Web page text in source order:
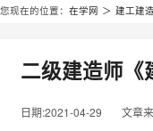
您现在的位置： 在学网 ＞ 建工建造
二级建造师《
日期:2021-04-29 文章